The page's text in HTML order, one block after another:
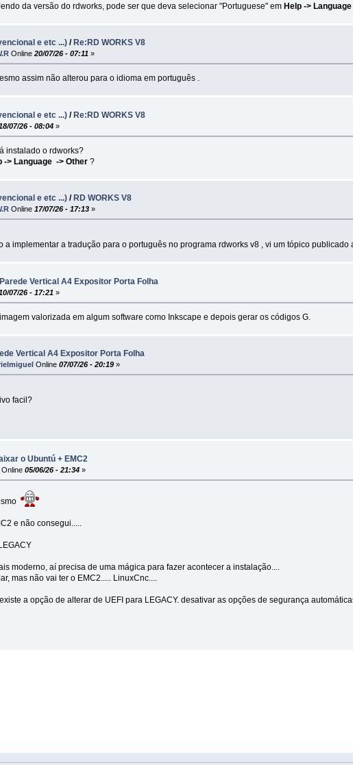
da versão do rdworks, pode ser que deva selecionar "Portuguese" em Help -> Language
e etc ...)/ Re:RD WORKS V8
Online 20/07/26 - 07:11»
assim não alterou para o idioma em português .
e etc ...)/Re:RD WORKS V8
07/26 - 08:04»
instalado o rdworks?
-> Language -> Other?
e etc ...)/ RD WORKS V8
Online 17/07/26 - 17:13»
implementar a tradução para o português no programa rdworks v8 , vi um tópico
Vertical A4 Expositor Porta Folha
07/26 - 17:21»
valorizada em algum software como Inkscape e depois gerar os códigos G.
Vertical A4 Expositor Porta Folha
Online 07/07/26 - 20:19»
facil?
o Ubuntú + EMC2
Online 05/06/26 - 21:34»
e não consegui.....
moderno, aí precisa de uma mágica para fazer acontecer a instalação....
mas não vai ter o EMC2..... LinuxCnc....
a opção de alterar de UEFI para LEGACY. desativar as opções de segurança automáticas